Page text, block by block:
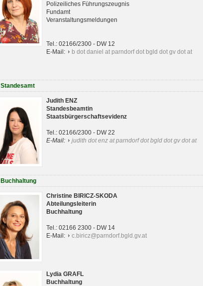
Polizeiliches Führungszeugnis
Fundamt
Veranstaltungsmeldungen
Tel.: 02166/2300 - DW 12
E-Mail:
b dot daniel at parndorf dot bgld dot gv dot at
Standesamt
Judith ENZ
Standesbeamtin
Staatsbürgerschaftsevidenz
Tel.: 02166/2300 - DW 22
E-Mail:
judith dot enz at parndorf dot bgld dot gv dot at
Buchhaltung
Christine BIRICZ-SKODA
Abteilungsleiterin
Buchhaltung
Tel.: 02166 2300 - DW 14
E-Mail:
c.biricz@parndorf.bgld.gv.at
Lydia GRAFL
Buchhaltung